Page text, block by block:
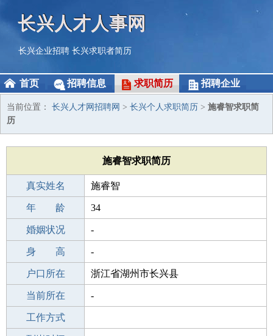
长兴人才人事网
长兴企业招聘 长兴求职者简历
首页 招聘信息 求职简历 招聘企业
当前位置： 长兴人才网招聘网 > 长兴个人求职简历 > 施睿智求职简
历
施睿智求职简历
真实姓名 施睿智
性 别 男
年 龄 34
出生年月 1992-08-15
婚姻状况 -
学 历 职校/技校
身 高 -
毕业学校 江南理工学院
户口所在 浙江省湖州市长兴县
所学专业 -
当前所在 -
工作经验
工作方式